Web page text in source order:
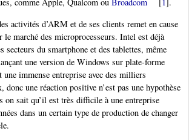
activités d’ARM et de ses clients remet en cause
le marché des microprocesseurs. Intel est déjà
secteurs du smartphone et des tablettes, même
une version de Windows sur plate-forme
immense entreprise avec des milliers
donc une réaction positive n’est pas une hypothèse
on sait qu’il est très difficile à une entreprise
dans un certain type de production de changer